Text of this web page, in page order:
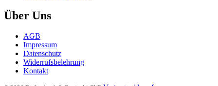
Über Uns
AGB
Impressum
Datenschutz
Widerrufsbelehrung
Kontakt